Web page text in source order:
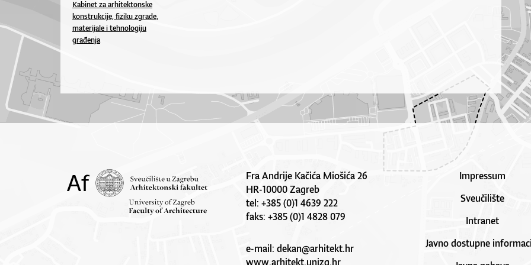
Kabinet za arhitektonske
konstrukcije, fiziku zgrade,
materijale i tehnologiju
građenja
Fra Andrije Kačića Miošića 26
HR-10000 Zagreb
tel: +385 (0)1 4639 222
faks: +385 (0)1 4828 079
e-mail:dekan@arhitekt.hr
www.arhitekt.unizg.hr
Impressum
Sveučilište
Intranet
Javno dostupne